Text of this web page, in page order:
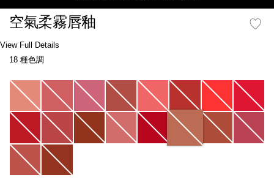
全新色調LIGHT REFLECTING™ 原
生光幻彩蜜粉餅
全新 INSATIABLE炫彩緞光胭脂液
全新LIGHT REFLECTING™ 原生光
亮肌系列
線上購物禮遇
電子禮品卡
臉部
唇部
眼部
胭脂
唇膏
瀏覽全部
空氣柔霧唇釉
Details
/zh/
Item
999NAC0000114_hk
View Full Details
18 種色調
Variations